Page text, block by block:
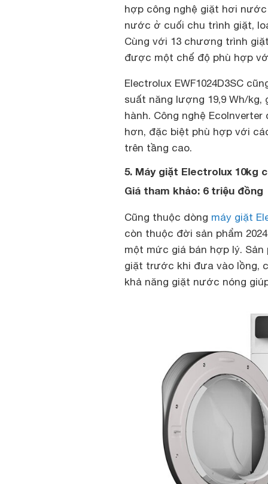
hợp công nghệ giặt hơi
nước ở cuối chu trình giặt,
Cùng với 13 chương trình
được một chế độ phù hợp
Electrolux EWF1024D3SC
suất năng lượng 19,9 Wh/
hành. Công nghệ
hơn, đặc biệt phù hợp với
trên tầng cao.
5. Máy giặt Electrolux 10kg
Giá tham khảo: 6 triệu đồng
Cũng thuộc dòng máy giặt
còn thuộc đời sản phẩm
một mức giá bán hợp lý.
giặt trước khi đưa vào lồng,
khả năng giặt nước nóng